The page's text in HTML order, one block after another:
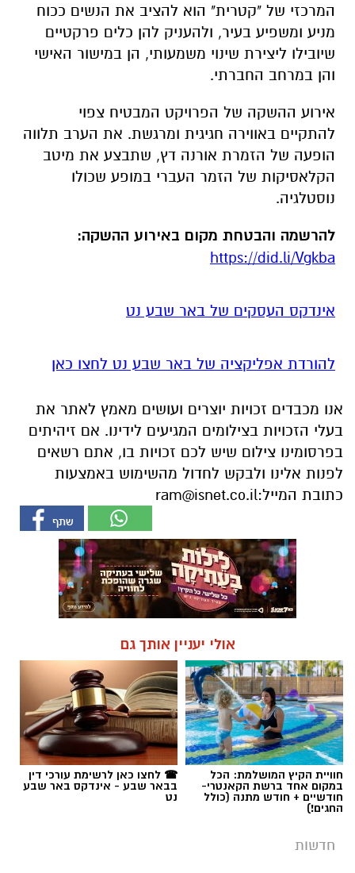
המרכזי של "קטרית" הוא להציב את הנשים ככוח
מניע ומשפיע בעיר, ולהעניק להן כלים פרקטיים
שיובילו ליצירת שינוי משמעותי, הן במישור האישי
והן במרחב החברתי.
אירוע ההשקה של הפרויקט המבטיח צפוי
להתקיים באווירה חגיגית ומרגשת. את הערב תלווה
הופעה של הזמרת אורנה דץ, שתבצע את מיטב
הקלאסיקות של הזמר העברי במופע שכולו
נוסטלגיה.
להרשמה והבטחת מקום באירוע ההשקה:
https://did.li/Vgkba
אינדקס העסקים של באר שבע נט
להורדת אפליקציה של באר שבע נט לחצו כאן
אנו מכבדים זכויות יוצרים ועושים מאמץ לאתר את
בעלי הזכויות בצילומים המגיעים לידינו. אם זיהיתים
בפרסומינו צילום שיש לכם זכויות בו, אתם רשאים
לפנות אלינו ולבקש לחדול מהשימוש באמצעות
כתובת המייל:ram@isnet.co.il
אולי יעניין אותך גם
חוויית הקיץ המושלמת: הכל
במקום אחד ברשת הקאנטרי-
חודשיים + חודש מתנה (כולל
החגים!)
☎ לחצו כאן לרשימת עורכי דין
בבאר שבע - אינדקס באר שבע
נט
חדשות